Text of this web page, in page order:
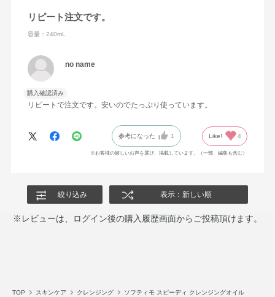
リピート注文です。
容量：240mL
no name
購入確認済み
リピートで注文です。安いのでたっぷり使っています。
参考になった 1 Like! 4
※お客様の嬉しいお声を選び、掲載しています。（一部、編集も含む）
絞り込み 表示：新しい順
※レビューは、ログイン後の購入履歴画面からご投稿頂けます。
TOP スキンケア クレンジング ソフティモ スピーディ クレンジングオイル